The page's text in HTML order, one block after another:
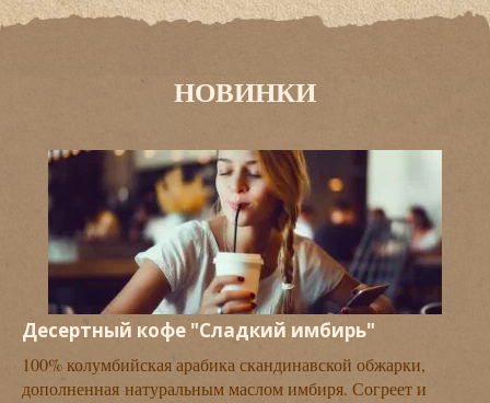
НОВИНКИ
Десертный кофе "Сладкий имбирь"
100% колумбийская арабика скандинавской обжарки,
дополненная натуральным маслом имбиря. Согреет и